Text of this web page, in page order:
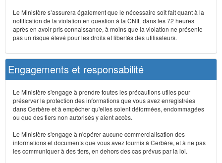
Le Ministère s’assurera également que le nécessaire soit fait quant à la
notification de la violation en question à la CNIL dans les 72 heures
après en avoir pris connaissance, à moins que la violation ne présente
pas un risque élevé pour les droits et libertés des utilisateurs.
Engagements et responsabilité
Le Ministère s'engage à prendre toutes les précautions utiles pour
préserver la protection des informations que vous avez enregistrées
dans Cerbère et à empêcher qu'elles soient déformées, endommagées
ou que des tiers non autorisés y aient accès.
Le Ministère s'engage à n'opérer aucune commercialisation des
informations et documents que vous avez fournis à Cerbère, et à ne pas
les communiquer à des tiers, en dehors des cas prévus par la loi.